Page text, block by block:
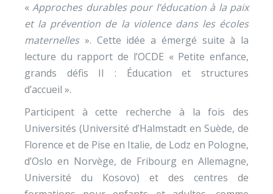
«Approches durables pour l’éducation à la paix
et la prévention de la violence dans les écoles
maternelles». Cette idée a émergé suite à la
lecture du rapport de l’OCDE « Petite enfance,
grands défis II : Éducation et structures
d’accueil ».
Participent à cette recherche à la fois des
Universités (Université d’Halmstadt en Suède, de
Florence et de Pise en Italie, de Lodz en Pologne,
d’Oslo en Norvège, de Fribourg en Allemagne,
Université du Kosovo) et des centres de